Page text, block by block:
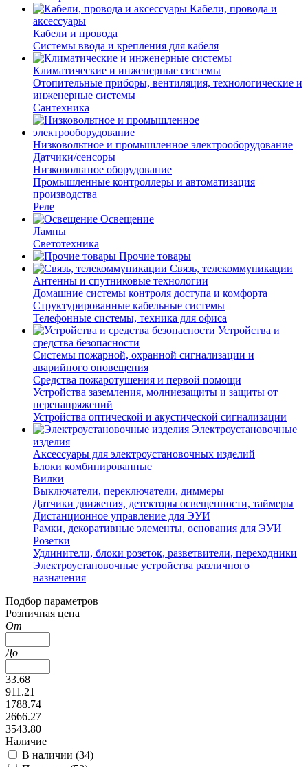
Кабели, провода и
аксессуары
Кабели и провода
Системы ввода и крепления для кабеля
Климатические и инженерные системы
Отопительные приборы, вентиляция, технологические и
инженерные системы
Сантехника
Низковольтное и промышленное электрооборудование
Датчики/сенсоры
Низковольтное оборудование
Промышленные контроллеры и автоматизация
производства
Реле
Освещение
Лампы
Светотехника
Прочие товары
Связь, телекоммуникации
Антенны и спутниковые технологии
Домашние системы контроля доступа и комфорта
Структурированные кабельные системы
Телефонные системы, техника для офиса
Устройства и
средства безопасности
Системы пожарной, охранной сигнализации и
аварийного оповещения
Средства пожаротушения и первой помощи
Устройства заземления, молниезащиты и защиты от
перенапряжений
Устройства оптической и акустической сигнализации
Электроустановочные
изделия
Аксессуары для электроустановочных изделий
Блоки комбинированные
Вилки
Выключатели, переключатели, диммеры
Датчики движения, детекторы освещенности, таймеры
Дистанционное управление для ЭУИ
Рамки, декоративные элементы, основания для ЭУИ
Розетки
Удлинители, блоки розеток, разветвители, переходники
Электроустановочные устройства различного
назначения
Подбор параметров
Розничная цена
От
До
33.68
911.21
1788.74
2666.27
3543.80
Наличие
В наличии (34)